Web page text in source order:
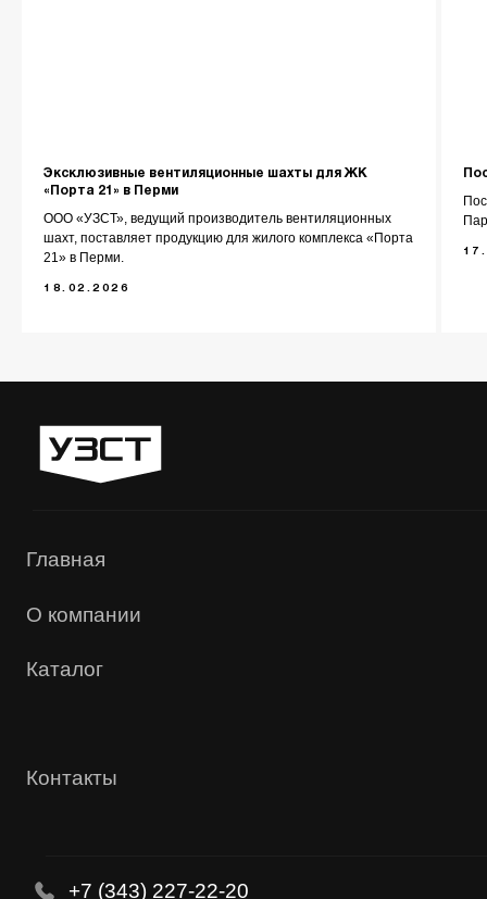
Эксклюзивные вентиляционные шахты для ЖК
«Порта 21» в Перми
ООО «УЗСТ», ведущий производитель вентиляционных
шахт, поставляет продукцию для жилого комплекса «Порта
21» в Перми.
18.02.2026
Екатеринбург, Гурзуфская 44
+7 (343) 227-22-20
info@1uzst.ru